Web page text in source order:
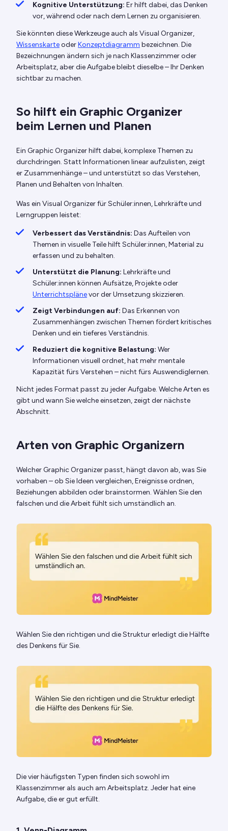
Kognitive Unterstützung: Er hilft dabei, das Denken
vor, während oder nach dem Lernen zu organisieren.
Sie könnten diese Werkzeuge auch als Visual Organizer,
WissenskarteoderKonzeptdiagramm bezeichnen. Die
Bezeichnungen ändern sich je nach Klassenzimmer oder
Arbeitsplatz, aber die Aufgabe bleibt dieselbe – Ihr Denken
sichtbar zu machen.
So hilft ein Graphic Organizer
beim Lernen und Planen
Ein Graphic Organizer hilft dabei, komplexe Themen zu
durchdringen. Statt Informationen linear aufzulisten, zeigt
er Zusammenhänge – und unterstützt so das Verstehen,
Planen und Behalten von Inhalten.
Was ein Visual Organizer für Schüler:innen, Lehrkräfte und
Lerngruppen leistet:
Verbessert das Verständnis: Das Aufteilen von
Themen in visuelle Teile hilft Schüler:innen, Material zu
erfassen und zu behalten.
Unterstützt die Planung: Lehrkräfte und
Schüler:innen können Aufsätze, Projekte oder
Unterrichtsplänevor der Umsetzung skizzieren.
Zeigt Verbindungen auf: Das Erkennen von
Zusammenhängen zwischen Themen fördert kritisches
Denken und ein tieferes Verständnis.
Reduziert die kognitive Belastung: Wer
Informationen visuell ordnet, hat mehr mentale
Kapazität fürs Verstehen – nicht fürs Auswendiglernen.
Nicht jedes Format passt zu jeder Aufgabe. Welche Arten es
gibt und wann Sie welche einsetzen, zeigt der nächste
Abschnitt.
Arten von Graphic Organizern
Welcher Graphic Organizer passt, hängt davon ab, was Sie
vorhaben – ob Sie Ideen vergleichen, Ereignisse ordnen,
Beziehungen abbilden oder brainstormen. Wählen Sie den
falschen und die Arbeit fühlt sich umständlich an.
Wählen Sie den richtigen und die Struktur erledigt die Hälfte
des Denkens für Sie.
Die vier häufigsten Typen finden sich sowohl im
Klassenzimmer als auch am Arbeitsplatz. Jeder hat eine
Aufgabe, die er gut erfüllt.